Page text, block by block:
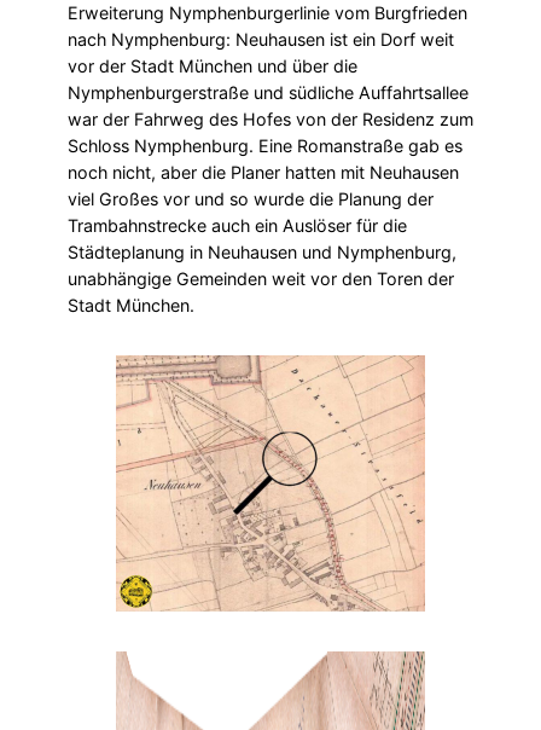
Erweiterung Nymphenburgerlinie vom Burgfrieden
nach Nymphenburg: Neuhausen ist ein Dorf weit
vor der Stadt München und über die
Nymphenburgerstraße und südliche Auffahrtsallee
war der Fahrweg des Hofes von der Residenz zum
Schloss Nymphenburg. Eine Romanstraße gab es
noch nicht, aber die Planer hatten mit Neuhausen
viel Großes vor und so wurde die Planung der
Trambahnstrecke auch ein Auslöser für die
Städteplanung in Neuhausen und Nymphenburg,
unabhängige Gemeinden weit vor den Toren der
Stadt München.